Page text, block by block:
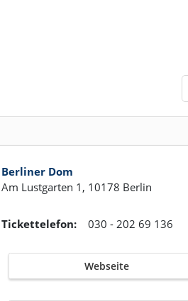
Berliner Dom
Am Lustgarten 1, 10178 Berlin
Tickettelefon: 030 - 202 69 136
Webseite